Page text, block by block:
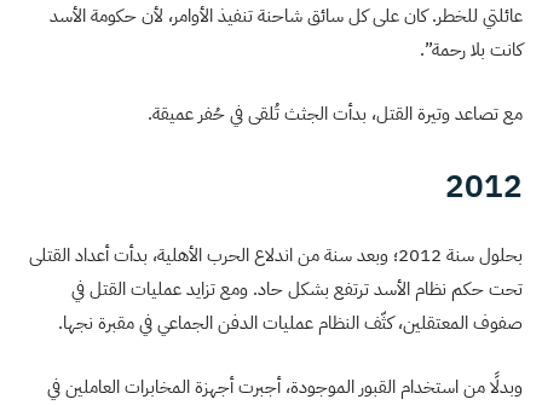
عائلتي للخطر. كان على كل سائق شاحنة تنفيذ الأوامر، لأن حكومة الأسد
كانت بلا رحمة”.
مع تصاعد وتيرة القتل، بدأت الجثث تُلقى في حُفر عميقة.
2012
بحلول سنة 2012؛ وبعد سنة من اندلاع الحرب الأهلية، بدأت أعداد القتلى
تحت حكم نظام الأسد ترتفع بشكل حاد. ومع تزايد عمليات القتل في
صفوف المعتقلين، كثّف النظام عمليات الدفن الجماعي في مقبرة نجها.
وبدلًا من استخدام القبور الموجودة، أجبرت أجهزة المخابرات العاملين في